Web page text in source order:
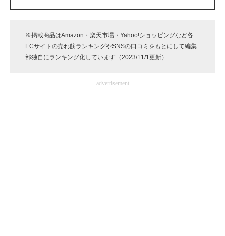
企業向けIT製品の総合サイト
※掲載商品はAmazon・楽天市場・Yahoo!ショッピングなど各
ECサイトの売れ筋ランキングやSNSの口コミをもとにして編集
部独自にランキング化しています（2023/11/1更新）
advertisement